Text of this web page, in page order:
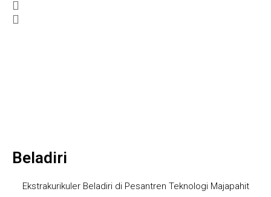
Beladiri
Ekstrakurikuler Beladiri di Pesantren Teknologi Majapahit